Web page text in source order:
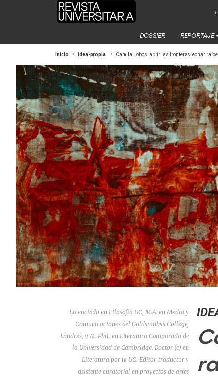
DOSSIER REPORTAJE
Inicio Idea-propia Camila Lobos: abrir las fronteras, echar
Licenciado en Filosofía UC, M.A. en Media y
Comunicaciones del Goldsmiths’s College,
Londres, y M. Phil. en Literatura Comparada de
la Universidad de Cambridge. Doctor (c) en
Literatura por la UC. Editor, traductor y
asistente curatorial en proyectos de artes